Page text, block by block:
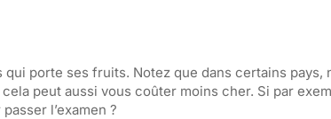
qui porte ses fruits. Notez que dans certains
peut aussi vous coûter moins cher. Si par
l’examen ?